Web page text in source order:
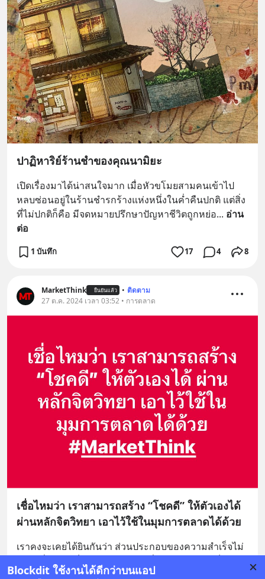
Blockdit ใช้งานได้ดีกว่าบนแอป
ปาฏิหาริย์ร้านชำของคุณนามิยะ
เปิดเรื่องมาได้น่าสนใจมาก เมื่อหัวขโมยสามคนเข้าไป
หลบซ่อนอยู่ในร้านชำรกร้างแห่งหนึ่งในค่ำคืนปกติ แต่สิ่ง
ที่ไม่ปกติก็คือ มีจดหมายปรึกษาปัญหาชีวิตถูกหย่อ... อ่าน
ต่อ
1 บันทึก 17 4 8
MarketThink ยืนยันแล้ว • ติดตาม
27 ต.ค. 2024 เวลา 03:52 • การตลาด
เชื่อไหมว่า เราสามารถสร้าง “โชคดี” ให้ตัวเองได้
ผ่านหลักจิตวิทยา เอาไว้ใช้ในมุมการตลาดได้ด้วย
เราคงจะเคยได้ยินกันว่า ส่วนประกอบของความสำเร็จไม่
ประกอบเสมอไม่ทางใดก็ทางหนึ่ง...